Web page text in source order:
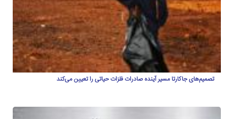
تصمیم‌های جاکارتا مسیر آینده صادرات فلزات حیاتی را تعیین می‌کند